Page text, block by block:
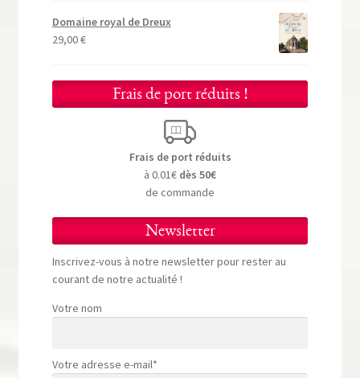
Domaine royal de Dreux
29,00€
Frais de port réduits !
Frais de port réduits
à 0.01€ dès 50€
de commande
Newsletter
Inscrivez-vous à notre newsletter pour rester au
courant de notre actualité !
Votre nom
Votre adresse e-mail*